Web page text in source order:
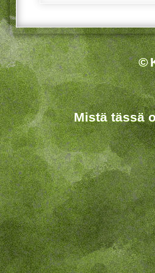
©
Mistä tässä